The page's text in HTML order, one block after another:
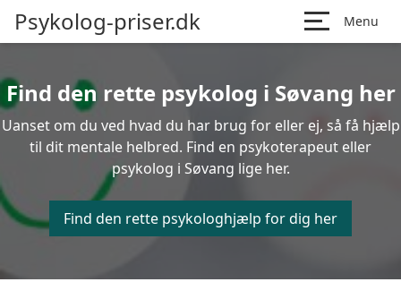
Psykolog-priser.dk Menu
Find den rette psykolog i Søvang her
Uanset om du ved hvad du har brug for eller ej, så få hjælp
til dit mentale helbred. Find en psykoterapeut eller
psykolog i Søvang lige her.
Find den rette psykologhjælp for dig her